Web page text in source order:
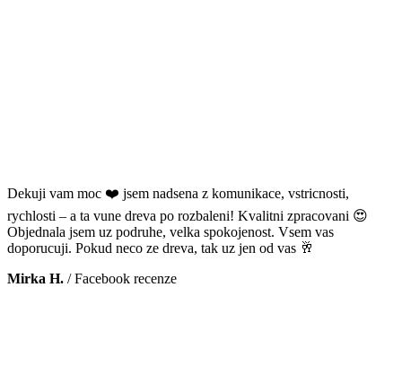
Dekuji vam moc ❤️ jsem nadsena z komunikace, vstricnosti,
rychlosti – a ta vune dreva po rozbaleni! Kvalitni zpracovani 😍
Objednala jsem uz podruhe, velka spokojenost. Vsem vas
doporucuji. Pokud neco ze dreva, tak uz jen od vas 🥂
Mirka H. /Facebook recenze